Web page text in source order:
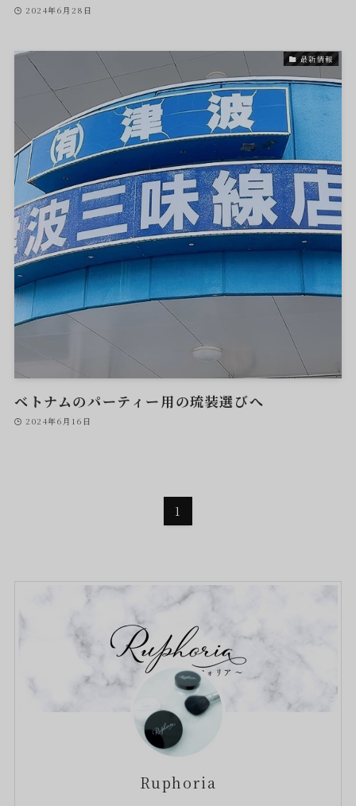
2024年6月28日
最新情報
ベトナムのパーティー用の琉装選びへ
2024年6月16日
1
Ruphoria